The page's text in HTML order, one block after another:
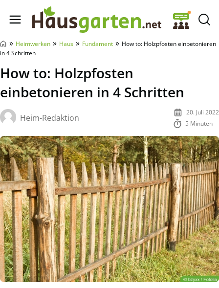
Hausgarten.net
» Heimwerken » Haus » Fundament » How to: Holzpfosten einbetonieren
in 4 Schritten
How to: Holzpfosten
einbetonieren in 4 Schritten
Heim-Redaktion
20. Juli 2022
5 Minuten